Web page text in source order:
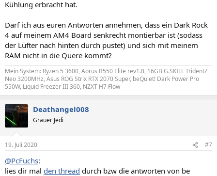
Kühlung erbracht hat.
Darf ich aus euren Antworten annehmen, dass ein Dark Rock
4 auf meinem AM4 Board senkrecht montierbar ist (sodass
der Lüfter nach hinten durch pustet) und sich mit meinem
RAM nicht in die Quere kommt?
Mein System: Ryzen 5 3600, Aorus B550 Elite rev1.0, 16GB G.SKILL TridentZ
Neo 3200MHz, Asus ROG Strix RTX 2070 Super, beQuiet! Dark Power Pro
550W, Liquid Freezer III 360, NZXT H7 Flow
Deathangel008
Grauer Jedi
19. Juli 2020 #7
@PcFuchs:
lies dir mal den thread durch bzw die antworten von be